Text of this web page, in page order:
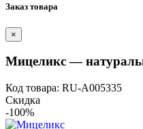
Заказ товара
×
Мицеликс —
Код товара: RU-A005335
Скидка
-100%